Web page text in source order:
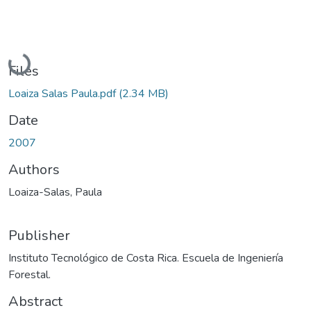
Loading...
Files
Loaiza Salas Paula.pdf(2.34 MB)
Date
2007
Authors
Loaiza-Salas, Paula
Publisher
Instituto Tecnológico de Costa Rica. Escuela de Ingeniería
Forestal.
Abstract